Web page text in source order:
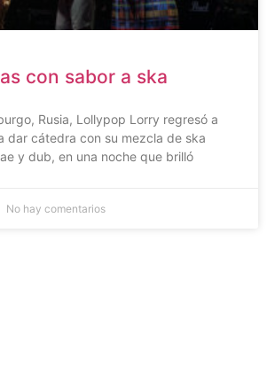
con sabor a ska
Rusia, Lollypop Lorry regresó a
dar cátedra con su mezcla de ska
y dub, en una noche que brilló
No hay comentarios